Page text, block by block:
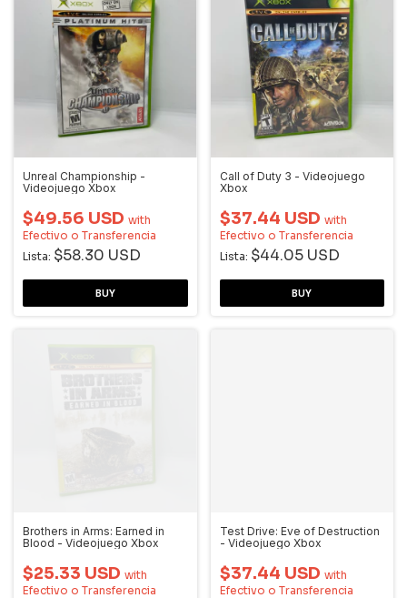
Unreal Championship -
Videojuego Xbox
$49.56 USD with
Efectivo o Transferencia
Lista: $58.30 USD
Call of Duty 3 - Videojuego
Xbox
$37.44 USD with
Efectivo o Transferencia
Lista: $44.05 USD
Brothers in Arms: Earned in
Blood - Videojuego Xbox
$25.33 USD with
Efectivo o Transferencia
Test Drive: Eve of Destruction
- Videojuego Xbox
$37.44 USD with
Efectivo o Transferencia